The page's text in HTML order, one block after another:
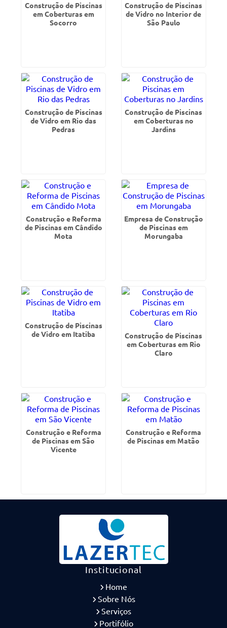
Construção de Piscinas
em Coberturas em
Socorro
Construção de Piscinas
de Vidro no Interior de
São Paulo
Construção de Piscinas
de Vidro em Rio das
Pedras
Construção de Piscinas
em Coberturas no
Jardins
Construção e Reforma
de Piscinas em Cândido
Mota
Empresa de Construção
de Piscinas em
Morungaba
Construção de Piscinas
de Vidro em Itatiba
Construção de Piscinas
em Coberturas em Rio
Claro
Construção e Reforma
de Piscinas em São
Vicente
Construção e Reforma
de Piscinas em Matão
Institucional
Home
Sobre Nós
Serviços
Portifólio